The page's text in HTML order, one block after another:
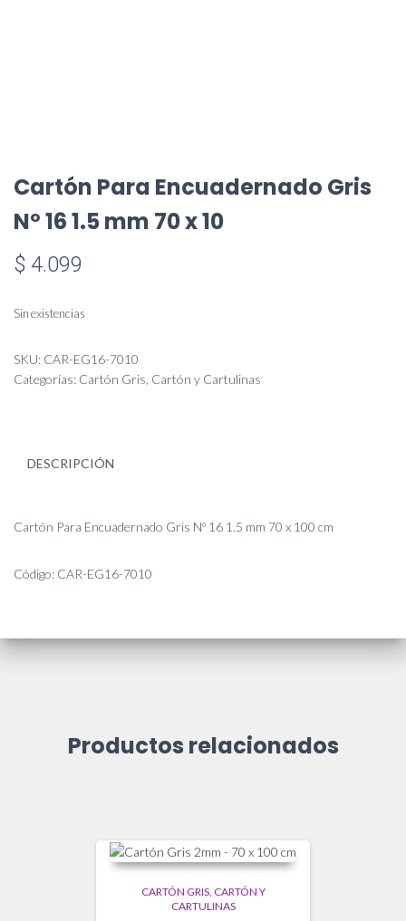
Cartón Para Encuadernado Gris
Nº 16 1.5 mm 70 x 10
$ 4.099
Sin existencias
SKU: CAR-EG16-7010
Categorías: Cartón Gris Cartón y Cartulinas
DESCRIPCIÓN
Cartón Para Encuadernado Gris Nº 16 1.5 mm 70 x 100 cm
Código: CAR-EG16-7010
Productos relacionados
CARTÓN GRIS CARTÓN Y
CARTULINAS